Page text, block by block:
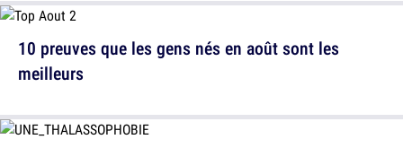
10 preuves que les gens nés en août sont les
meilleurs